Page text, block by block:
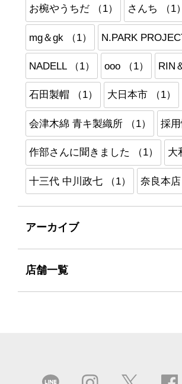
お椀やうちだ （1） さんち （1）
mg＆gk （1） N.PARK
NADELL （1） ooo （1） RIN
石田製帽 （1） 大日本市 （1）
会津木綿 青キ製織所 （1） 採用
作部さんに聞きました （1） 大
十三代 中川政七 （1） 奈良本店
アーカイブ
店舗一覧